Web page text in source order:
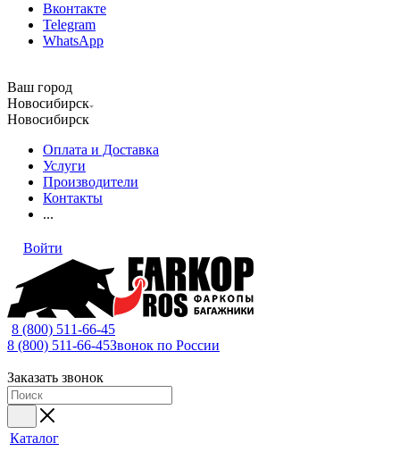
Вконтакте
Telegram
WhatsApp
Ваш город
Новосибирск
Новосибирск
Оплата и Доставка
Услуги
Производители
Контакты
...
Войти
8 (800) 511-66-45
8 (800) 511-66-45Звонок по России
Заказать звонок
Каталог